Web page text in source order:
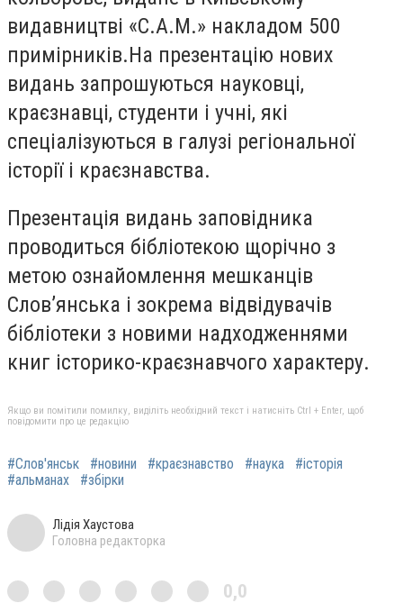
видавництві «С.А.М.» накладом 500
примірників.На презентацію нових
видань запрошуються науковці,
краєзнавці, студенти і учні, які
спеціалізуються в галузі регіональної
історії і краєзнавства.
Презентація видань заповідника
проводиться бібліотекою щорічно з
метою ознайомлення мешканців
Слов’янська і зокрема відвідувачів
бібліотеки з новими надходженнями
книг історико-краєзнавчого характеру.
Якщо ви помітили помилку, виділіть необхідний текст і натисніть Ctrl + Enter, щоб
повідомити про це редакцію
#Слов'янськ #новини #краєзнавство #наука
#історія
#альманах
#збірки
Лідія Хаустова
Головна редакторка
0,0